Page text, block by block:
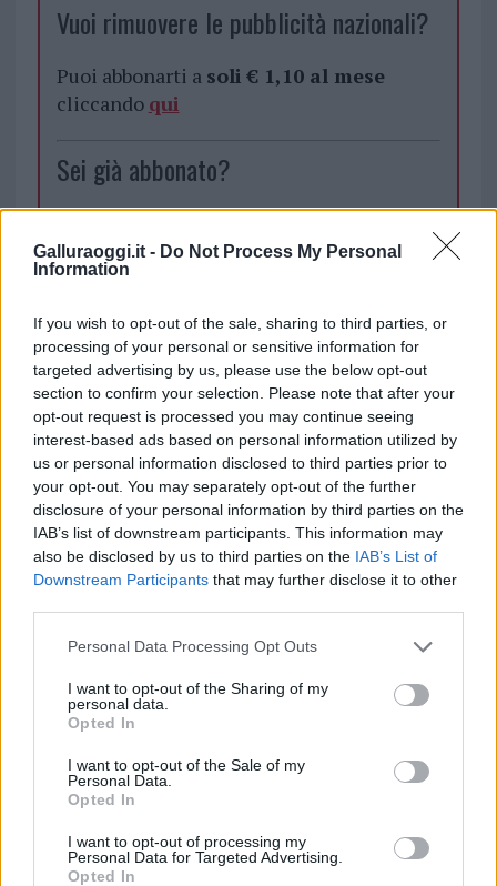
Galluraoggi.it - Do Not Process My Personal
Information
If you wish to opt-out of the sale, sharing to third parties, or
processing of your personal or sensitive information for
targeted advertising by us, please use the below opt-out
section to confirm your selection. Please note that after your
opt-out request is processed you may continue seeing
interest-based ads based on personal information utilized by
us or personal information disclosed to third parties prior to
your opt-out. You may separately opt-out of the further
disclosure of your personal information by third parties on the
IAB’s list of downstream participants. This information may
also be disclosed by us to third parties on the IAB’s List of
Downstream Participants that may further disclose it to other
Please note that this website/app uses one or more Google
not limited to your visit or usage behaviour. You may click to
grant or deny consent to Google and its third-party tags to
use your data for below specified purposes in below Google
consent section.
Personal Data Processing Opt Outs
I want to opt-out of the Sharing of my
personal data.
Opted In
I want to opt-out of the Sale of my
Personal Data.
Opted In
I want to opt-out of processing my
Personal Data for Targeted Advertising.
Opted In
Vuoi rimuovere le pubblicità nazionali?
Puoi abbonarti a soli € 1,10 al mese
cliccando qui
Sei già abbonato?
sezioneLogin dal menù del sito o
cliccando
TEMI:
Libreria La Maddalena
Notizie La Maddalena
Paolo Sorba Editore
Inviaci le tue segnalazioni,
i tuoi video e le tue foto
Su WhatsApp al numero +39
345 356 7512
Notizie in tempo reale?
GalluraOggi.it